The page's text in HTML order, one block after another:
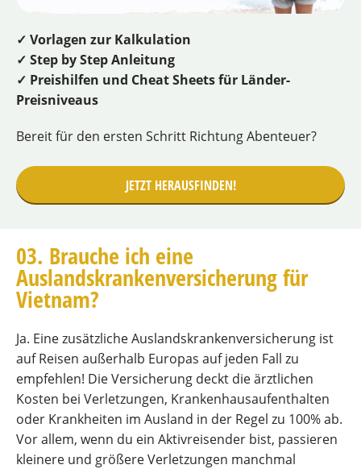
✓ Vorlagen zur Kalkulation
✓ Step by Step Anleitung
✓ Preishilfen und Cheat Sheets für Länder-
Preisniveaus
Bereit für den ersten Schritt Richtung Abenteuer?
JETZT HERAUSFINDEN!
03. Brauche ich eine
Auslandskrankenversicherung für
Vietnam?
Ja. Eine zusätzliche Auslandskrankenversicherung ist
auf Reisen außerhalb Europas auf jeden Fall zu
empfehlen! Die Versicherung deckt die ärztlichen
Kosten bei Verletzungen, Krankenhausaufenthalten
oder Krankheiten im Ausland in der Regel zu 100% ab.
Vor allem, wenn du ein Aktivreisender bist, passieren
kleinere und größere Verletzungen manchmal